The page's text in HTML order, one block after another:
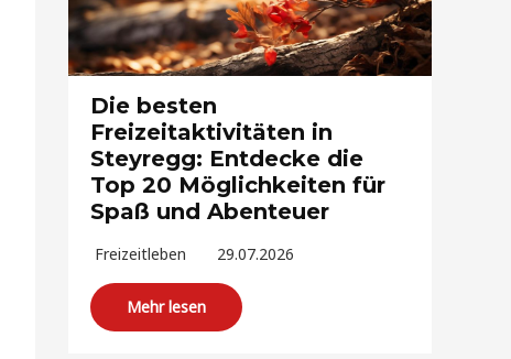
Die besten
Freizeitaktivitäten in
Steyregg: Entdecke die
Top 20 Möglichkeiten für
Spaß und Abenteuer
Freizeitleben 29.07.2026
Mehr lesen